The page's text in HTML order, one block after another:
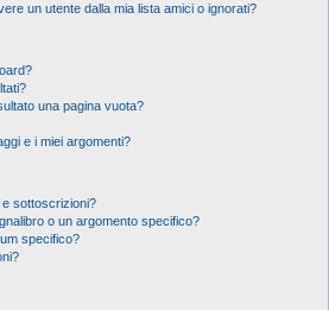
un utente dalla mia lista amici o ignorati?
una pagina vuota?
e i miei argomenti?
sottoscrizioni?
o un argomento specifico?
specifico?